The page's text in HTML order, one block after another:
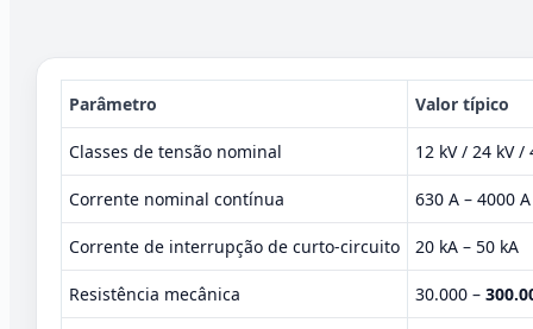
Parâmetro Valor típico
Classes de tensão nominal 12 kV / 24 kV /
Corrente nominal contínua 630 A – 4000 A
Corrente de interrupção de curto-circuito 20 kA – 50 kA
Resistência mecânica 30.000 –